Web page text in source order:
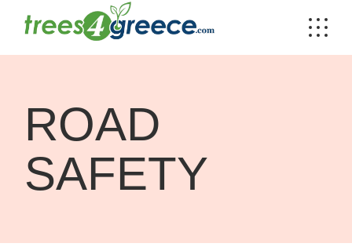
ROAD
SAFETY